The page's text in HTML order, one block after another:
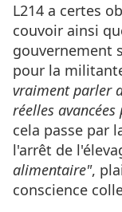
L214 a certes
couvoir ainsi
gouvernement
pour la
vraiment parler
réelles
cela passe par
l'arrêt de
alimentaire",
conscience